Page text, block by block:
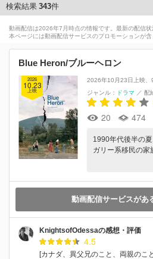
検索結果 343件
動画配信は2026年7月時点の情報です。最新の配信状
本ページには動画配信サービスのプロモーションが含
Blue Heron/ブルーヘロン
2026
10.23
上映
2026年10月23日上映
ジャンル：
ドラマ ／ 配
20 474
1990年代後半の
ガリー系移民の家
動画配信サービスがあ
KnightsofOdessaの感想・評価
4.5
[カナダ、異父兄のこと、両親のこ